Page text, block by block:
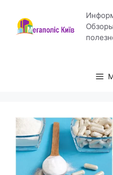
содержимому